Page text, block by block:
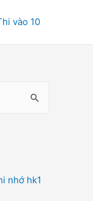
vào 10
nhớ hk1